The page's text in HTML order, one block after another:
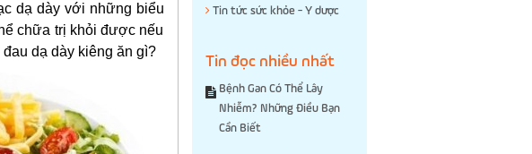
dạ dày với những biểu
chữa trị khỏi được nếu
dạ dày kiêng ăn gì?
Tin tức sức khỏe - Y dược
Tin đọc nhiều nhất
Bệnh Gan Có Thể Lây
Nhiễm? Những Điều Bạn
Cần Biết